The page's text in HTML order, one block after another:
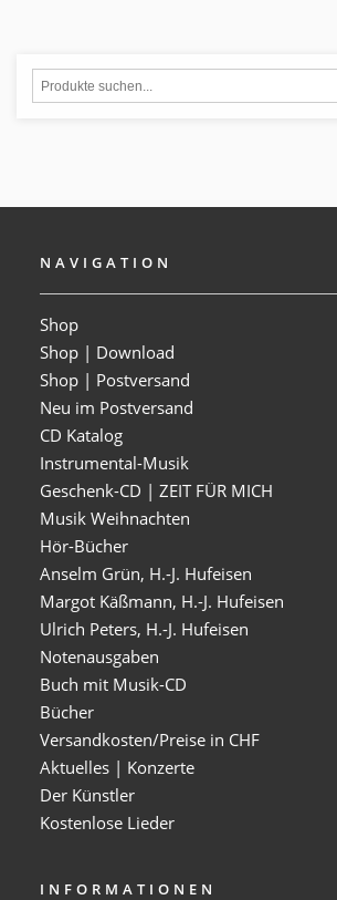
NAVIGATION
Shop
Shop | Download
Shop | Postversand
Neu im Postversand
CD Katalog
Instrumental-Musik
Geschenk-CD | ZEIT FÜR MICH
Musik Weihnachten
Hör-Bücher
Anselm Grün, H.-J. Hufeisen
Margot Käßmann, H.-J. Hufeisen
Ulrich Peters, H.-J. Hufeisen
Notenausgaben
Buch mit Musik-CD
Bücher
Versandkosten/Preise in CHF
Aktuelles | Konzerte
Der Künstler
Kostenlose Lieder
INFORMATIONEN